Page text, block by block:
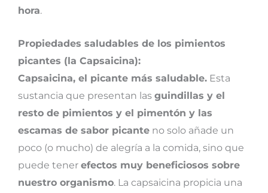
hora.
Propiedades saludables de los pimientos
picantes (la Capsaicina):
Capsaicina, el picante más saludable. Esta
sustancia que presentan las guindillas y el
resto de pimientos y el pimentón y las
escamas de sabor picante no solo añade un
poco (o mucho) de alegría a la comida, sino que
puede tener efectos muy beneficiosos sobre
nuestro organismo. La capsaicina propicia una